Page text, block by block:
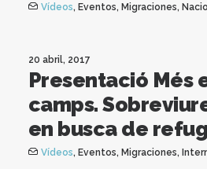
Vídeos, Eventos, Migraciones,
20 abril, 2017
Presentació Més
camps.
en busca de
Vídeos, Eventos, Migraciones,